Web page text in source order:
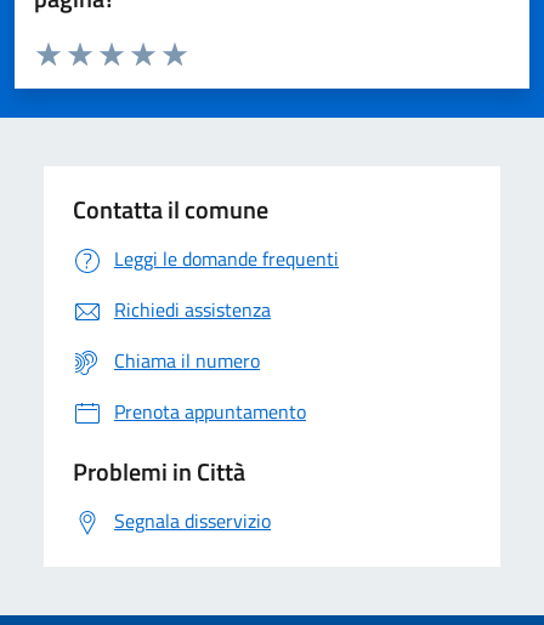
Domanda
Valuta da 1 a 5 stelle la pagina
Valuta 5 stelle su 5
Valuta 4 stelle su 5
Valuta 3 stelle su 5
Valuta 2 stelle su 5
Valuta 1 stelle su 5
Contatta il comune
Leggi le domande frequenti
Richiedi assistenza
Chiama il numero
Prenota appuntamento
Problemi in Città
Segnala disservizio